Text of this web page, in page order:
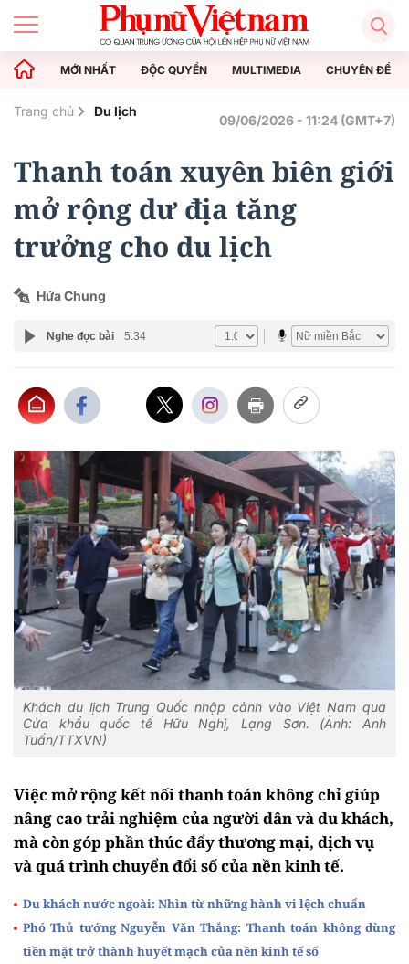
MỚI NHẤT ĐỘC QUYỀN MULTIMEDIA CHUYÊN ĐỀ
Trang chủ Du lịch
09/06/2026 - 11:24 (GMT+7)
Thanh toán xuyên biên giới
mở rộng dư địa tăng
trưởng cho du lịch
Hứa Chung
Nghe đọc bài 5:34
Khách du lịch Trung Quốc nhập cảnh vào Việt Nam qua
Cửa khẩu quốc tế Hữu Nghị, Lạng Sơn. (Ảnh: Anh
Tuấn/TTXVN)
Việc mở rộng kết nối thanh toán không chỉ giúp
nâng cao trải nghiệm của người dân và du khách,
mà còn góp phần thúc đẩy thương mại, dịch vụ
và quá trình chuyển đổi số của nền kinh tế.
Du khách nước ngoài: Nhìn từ những hành vi lệch chuẩn
Phó Thủ tướng Nguyễn Văn Thắng: Thanh toán không dùng
tiền mặt trở thành huyết mạch của nền kinh tế số